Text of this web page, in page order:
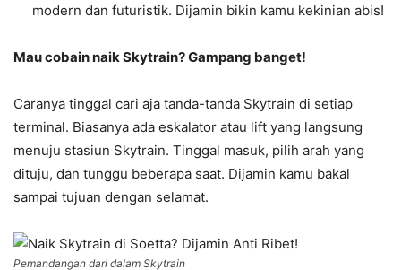
modern dan futuristik. Dijamin bikin kamu kekinian abis!
Mau cobain naik Skytrain? Gampang banget!
Caranya tinggal cari aja tanda-tanda Skytrain di setiap
terminal. Biasanya ada eskalator atau lift yang langsung
menuju stasiun Skytrain. Tinggal masuk, pilih arah yang
dituju, dan tunggu beberapa saat. Dijamin kamu bakal
sampai tujuan dengan selamat.
Pemandangan dari dalam Skytrain